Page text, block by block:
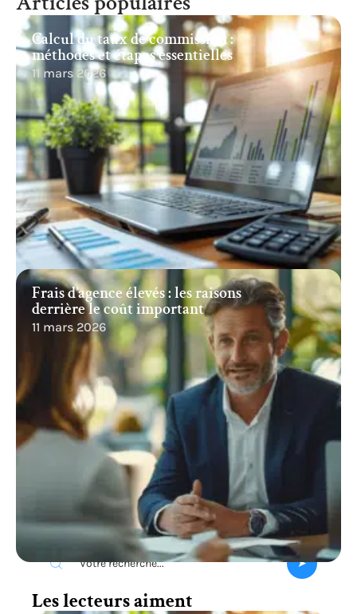
Calcul du taux de commission :
méthodes et étapes essentielles
11 mars 2026
Frais d’agence élevés : les raisons
derrière le coût important
11 mars 2026
Recherche
Les lecteurs aiment